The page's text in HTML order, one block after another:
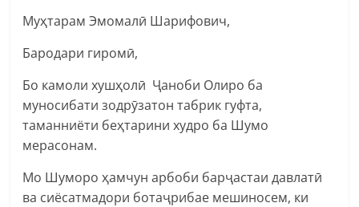
Муҳтарам Эмомалӣ Шарифович,
Бародари гиромӣ,
Бо камоли хушҳолӣ Ҷаноби Олиро ба
муносибати зодрӯзатон табрик гуфта,
таманниёти беҳтарини худро ба Шумо
мерасонам.
Мо Шуморо ҳамчун арбоби барҷастаи давлатӣ
ва сиёсатмадори ботаҷрибае мешиносем, ки